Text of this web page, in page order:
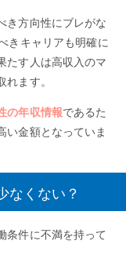
き方向性にブレがな
きキャリアも明確に
たす人は高収入のマ
ます。
の年収情報であるた
い金額となっていま
なくない？
条件に不満を持って